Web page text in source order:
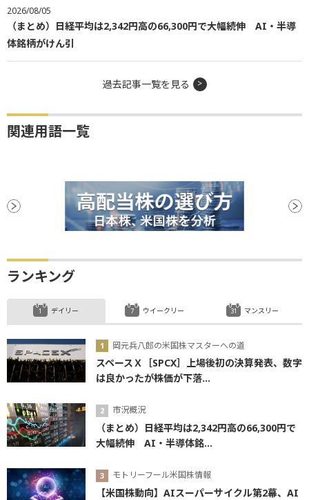
2026/08/05
（まとめ）日経平均は2,342円高の66,300円で大幅続伸 AI・半導
体銘柄がけん引
過去記事一覧を見る
関連用語一覧
ランキング
デイリー
岡元兵八郎の米国株マスターへの道
スペースＸ［SPCX］上場後初の決算発表、数字
は良かったが株価が下落...
市況概況
（まとめ）日経平均は2,342円高の66,300円で
大幅続伸 AI・半導体銘...
モトリーフール米国株情報
【米国株動向】AIスーパーサイクル第2幕、AI
ウイークリー マンスリー